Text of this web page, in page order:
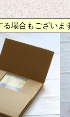
場合もございま